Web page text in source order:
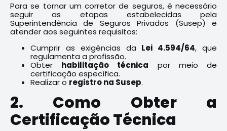
Para se tornar um corretor de seguros, é necessário
seguir as etapas estabelecidas pela
Superintendência de Seguros Privados (Susep) e
atender aos seguintes requisitos:
Cumprir as exigências da Lei 4.594/64, que
regulamenta a profissão.
Obter habilitação técnica por meio de
certificação específica.
Realizar o registro na Susep.
2. Como Obter a
Certificação Técnica